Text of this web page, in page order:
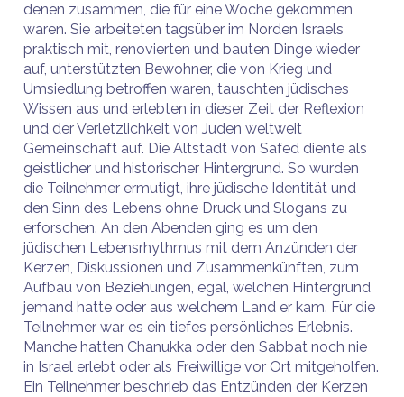
denen zusammen, die für eine Woche gekommen
waren. Sie arbeiteten tagsüber im Norden Israels
praktisch mit, renovierten und bauten Dinge wieder
auf, unterstützten Bewohner, die von Krieg und
Umsiedlung betroffen waren, tauschten jüdisches
Wissen aus und erlebten in dieser Zeit der Reflexion
und der Verletzlichkeit von Juden weltweit
Gemeinschaft auf. Die Altstadt von Safed diente als
geistlicher und historischer Hintergrund. So wurden
die Teilnehmer ermutigt, ihre jüdische Identität und
den Sinn des Lebens ohne Druck und Slogans zu
erforschen. An den Abenden ging es um den
jüdischen Lebensrhythmus mit dem Anzünden der
Kerzen, Diskussionen und Zusammenkünften, zum
Aufbau von Beziehungen, egal, welchen Hintergrund
jemand hatte oder aus welchem Land er kam. Für die
Teilnehmer war es ein tiefes persönliches Erlebnis.
Manche hatten Chanukka oder den Sabbat noch nie
in Israel erlebt oder als Freiwillige vor Ort mitgeholfen.
Ein Teilnehmer beschrieb das Entzünden der Kerzen